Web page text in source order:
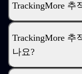
TrackingMore 추
TrackingMore 추
나요?